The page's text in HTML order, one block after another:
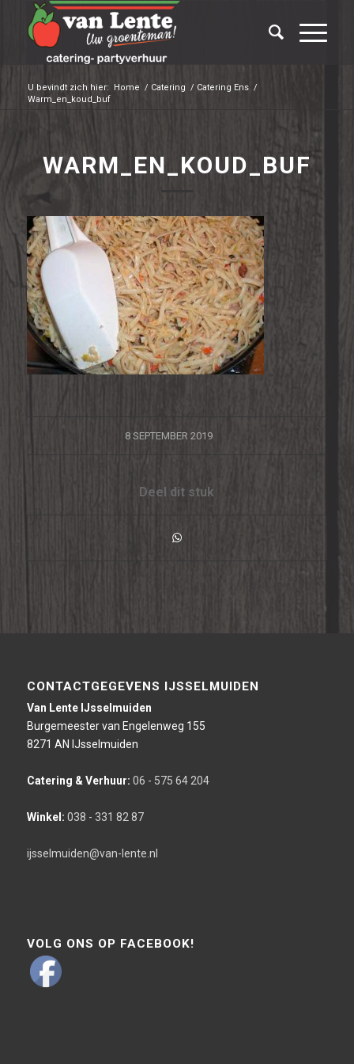
U bevindt zich hier: Home / Catering / Catering Ens /
Warm_en_koud_buf
WARM_EN_KOUD_BUF
8 SEPTEMBER 2019
/
Deel dit stuk
CONTACTGEGEVENS IJSSELMUIDEN
Van Lente IJsselmuiden
Burgemeester van Engelenweg 155
8271 AN IJsselmuiden
Catering & Verhuur: 06 - 575 64 204
Winkel: 038 - 331 82 87
ijsselmuiden@van-lente.nl
VOLG ONS OP FACEBOOK!